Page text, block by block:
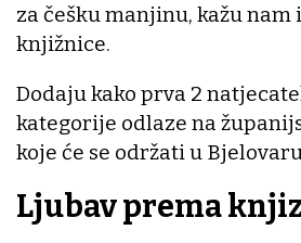
za češku manjinu, kažu nam
knjižnice.
Dodaju kako prva 2
kategorije odlaze na
koje će se održati u
Ljubav prema